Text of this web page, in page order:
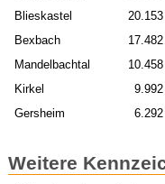
Blieskastel
20.153
Bexbach
17.482
Mandelbachtal
10.458
Kirkel
9.992
Gersheim
6.292
Weitere